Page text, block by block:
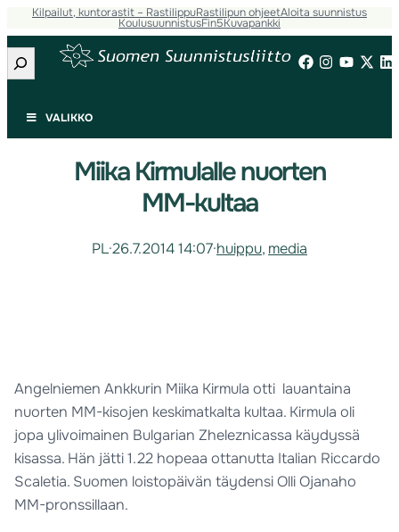
Kilpailut, kuntorastit – RastilippuRastilipun ohjeetAloita suunnistus
KoulusuunnistusFin5Kuvapankki
Etsi
VALIKKO
Miika Kirmulalle nuorten
MM-kultaa
PL·26.7.2014 14:07·huippu, media
Angelniemen Ankkurin Miika Kirmula otti lauantaina
nuorten MM-kisojen keskimatkalta kultaa. Kirmula oli
jopa ylivoimainen Bulgarian Zheleznicassa käydyssä
kisassa. Hän jätti 1.22 hopeaa ottanutta Italian Riccardo
Scaletia. Suomen loistopäivän täydensi Olli Ojanaho
MM-pronssillaan.